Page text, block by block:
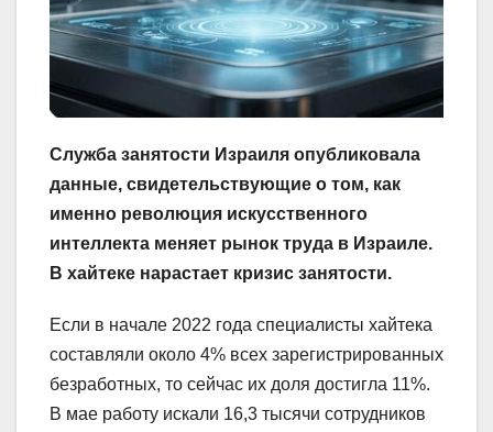
Служба занятости Израиля опубликовала
данные, свидетельствующие о том, как
именно революция искусственного
интеллекта меняет рынок труда в Израиле.
В хайтеке нарастает кризис занятости.
Если в начале 2022 года специалисты хайтека
составляли около 4% всех зарегистрированных
безработных, то сейчас их доля достигла 11%.
В мае работу искали 16,3 тысячи сотрудников